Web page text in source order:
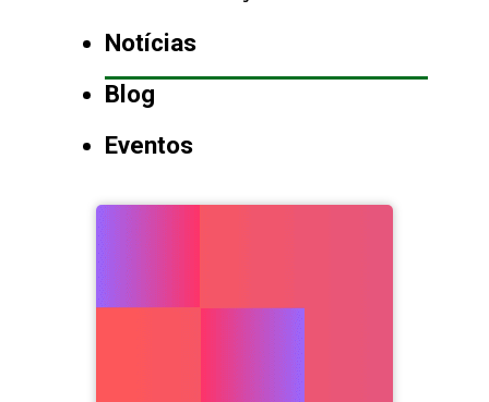
Notícias
Blog
Eventos